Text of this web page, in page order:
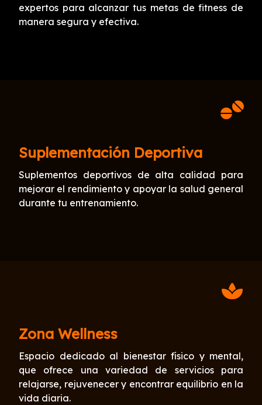
expertos para alcanzar tus metas de fitness de
manera segura y efectiva.
Suplementación Deportiva
Suplementos deportivos de alta calidad para
mejorar el rendimiento y apoyar la salud general
durante tu entrenamiento.
Zona Wellness
Espacio dedicado al bienestar físico y mental,
que ofrece una variedad de servicios para
relajarse, rejuvenecer y encontrar equilibrio en la
vida diaria.